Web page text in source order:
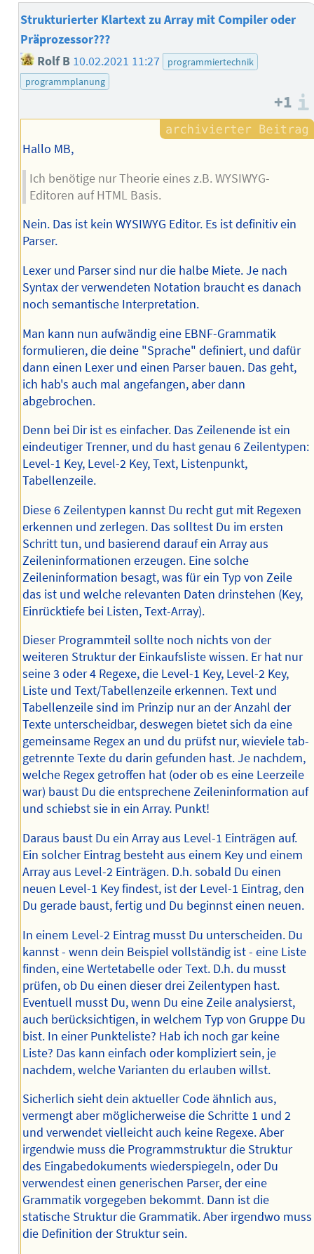
Strukturierter Klartext zu Array mit Compiler oder
Präprozessor???
Rolf B 10.02.2021 11:27
programmiertechnik
programmplanung
+1
Hallo MB,
Ich benötige nur Theorie eines z.B. WYSIWYG-
Editoren auf HTML Basis.
Nein. Das ist kein WYSIWYG Editor. Es ist definitiv ein
Parser.
Lexer und Parser sind nur die halbe Miete. Je nach
Syntax der verwendeten Notation braucht es danach
noch semantische Interpretation.
Man kann nun aufwändig eine EBNF-Grammatik
formulieren, die deine "Sprache" definiert, und dafür
dann einen Lexer und einen Parser bauen. Das geht,
ich hab's auch mal angefangen, aber dann
abgebrochen.
Denn bei Dir ist es einfacher. Das Zeilenende ist ein
eindeutiger Trenner, und du hast genau 6 Zeilentypen:
Level-1 Key, Level-2 Key, Text, Listenpunkt,
Tabellenzeile.
Diese 6 Zeilentypen kannst Du recht gut mit Regexen
erkennen und zerlegen. Das solltest Du im ersten
Schritt tun, und basierend darauf ein Array aus
Zeileninformationen erzeugen. Eine solche
Zeileninformation besagt, was für ein Typ von Zeile
das ist und welche relevanten Daten drinstehen (Key,
Einrücktiefe bei Listen, Text-Array).
Dieser Programmteil sollte noch nichts von der
weiteren Struktur der Einkaufsliste wissen. Er hat nur
seine 3 oder 4 Regexe, die Level-1 Key, Level-2 Key,
Liste und Text/Tabellenzeile erkennen. Text und
Tabellenzeile sind im Prinzip nur an der Anzahl der
Texte unterscheidbar, deswegen bietet sich da eine
gemeinsame Regex an und du prüfst nur, wieviele tab-
getrennte Texte du darin gefunden hast. Je nachdem,
welche Regex getroffen hat (oder ob es eine Leerzeile
war) baust Du die entsprechene Zeileninformation auf
und schiebst sie in ein Array. Punkt!
Daraus baust Du ein Array aus Level-1 Einträgen auf.
Ein solcher Eintrag besteht aus einem Key und einem
Array aus Level-2 Einträgen. D.h. sobald Du einen
neuen Level-1 Key findest, ist der Level-1 Eintrag, den
Du gerade baust, fertig und Du beginnst einen neuen.
In einem Level-2 Eintrag musst Du unterscheiden. Du
kannst - wenn dein Beispiel vollständig ist - eine Liste
finden, eine Wertetabelle oder Text. D.h. du musst
prüfen, ob Du einen dieser drei Zeilentypen hast.
Eventuell musst Du, wenn Du eine Zeile analysierst,
auch berücksichtigen, in welchem Typ von Gruppe Du
bist. In einer Punkteliste? Hab ich noch gar keine
Liste? Das kann einfach oder kompliziert sein, je
nachdem, welche Varianten du erlauben willst.
Sicherlich sieht dein aktueller Code ähnlich aus,
vermengt aber möglicherweise die Schritte 1 und 2
und verwendet vielleicht auch keine Regexe. Aber
irgendwie muss die Programmstruktur die Struktur
des Eingabedokuments wiederspiegeln, oder Du
verwendest einen generischen Parser, der eine
Grammatik vorgegeben bekommt. Dann ist die
statische Struktur die Grammatik. Aber irgendwo muss
die Definition der Struktur sein.